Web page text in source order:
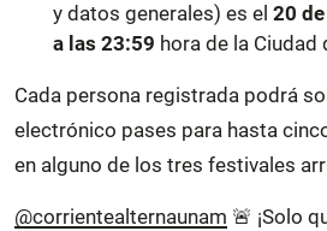
y datos generales) es el 20
a las 23:59 hora de la Ciudad
Cada persona registrada podrá
electrónico pases para hasta
en alguno de los tres festivales
@corrientealternaunam 🚨 ¡Solo